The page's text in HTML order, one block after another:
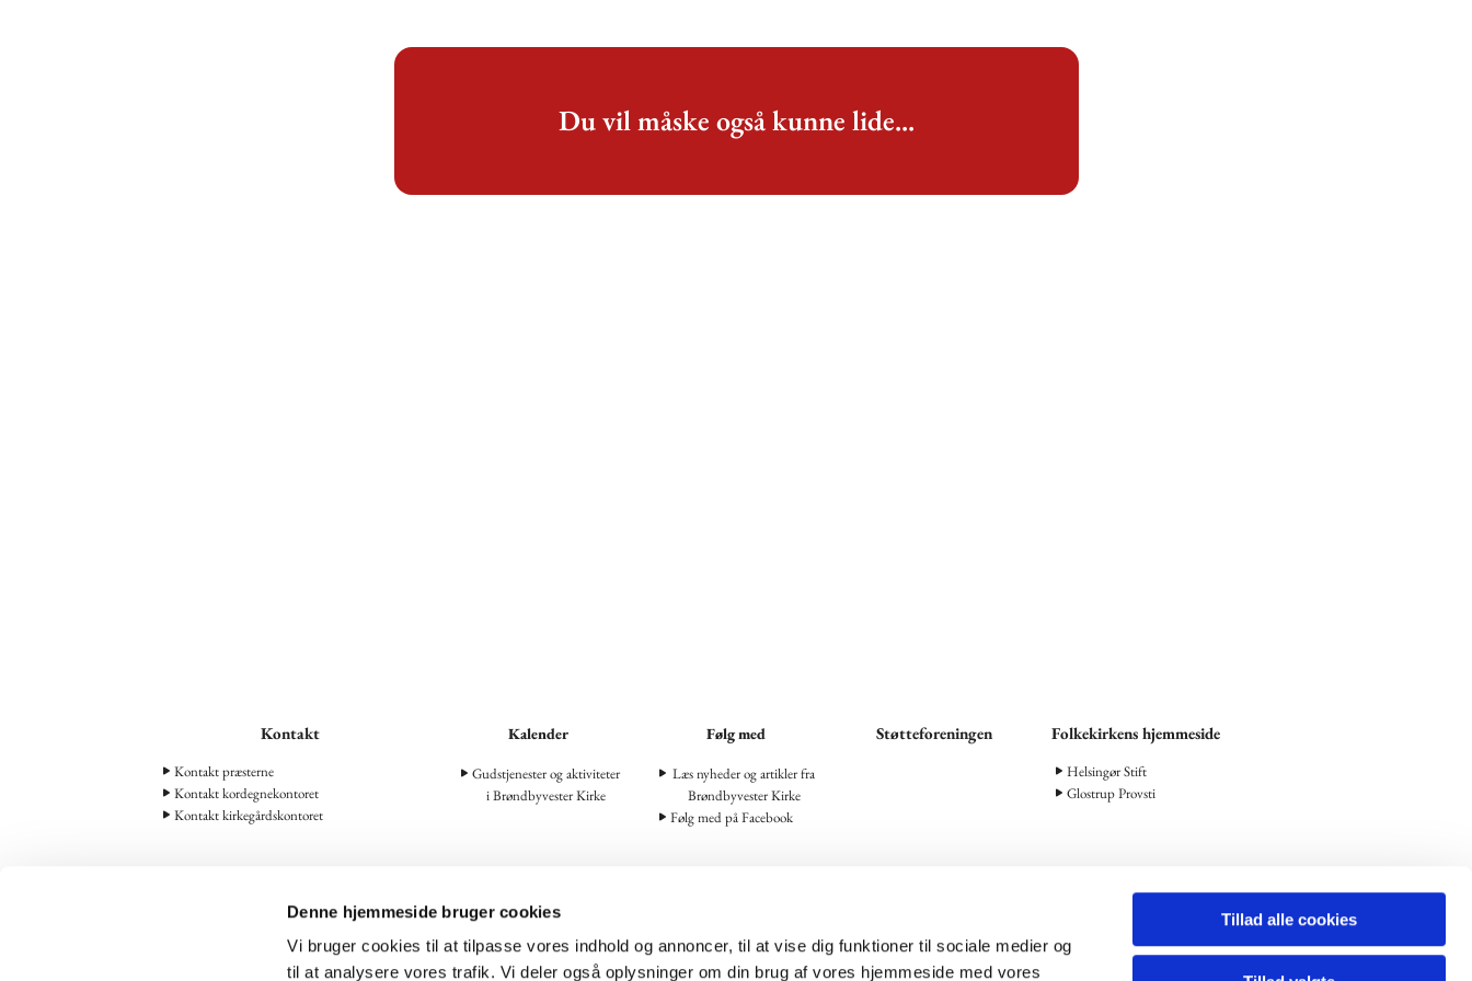
Denne hjemmeside bruger cookies
Vi bruger cookies til at tilpasse vores indhold og annoncer, til at vise dig funktioner til sociale medier og
til at analysere vores trafik. Vi deler også oplysninger om din brug af vores hjemmeside med vores
Tillad alle cookies
Du vil måske også kunne lide...
Kontakt
Kontakt præsterne
Kontakt kordegnekontoret
Kontakt kirkegårdskontoret
Kalender
Gudstjenester og aktiviteter
i Brøndbyvester Kirke
Følg med
Læs nyheder og artikler fra
Brøndbyvester Kirke
Følg med på Facebook
Støtteforeningen Folkekirkens hjemmeside
Helsingør Stift
Glostrup Provsti
Sognets Hus og kontorer · Præstegårdsvej 4, 2605 Brøndby
43 46 08 02 Broendbyvester.sogn@km.dkCVR-NR.: 65101513 · GLN-NR.: 5798000843028